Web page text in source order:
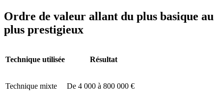
Ordre de valeur allant du plus basique au
plus prestigieux
Technique utilisée Résultat
Technique mixte De 4 000 à 800 000 €